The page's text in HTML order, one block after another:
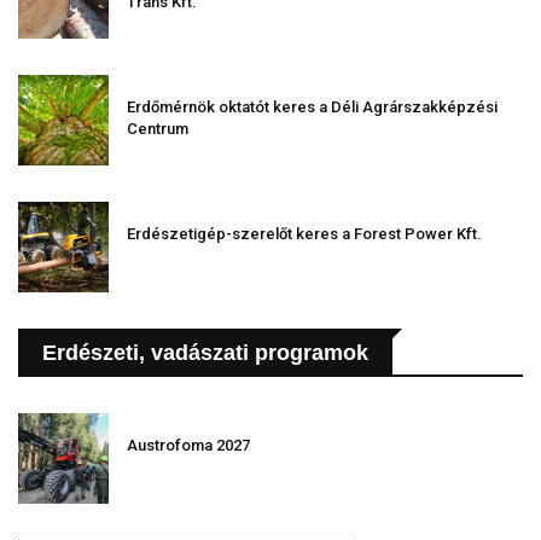
Erdőmérnök oktatót keres a Déli Agrárszakképzési
Centrum
Erdészetigép-szerelőt keres a Forest Power Kft.
Erdészeti, vadászati programok
Austrofoma 2027